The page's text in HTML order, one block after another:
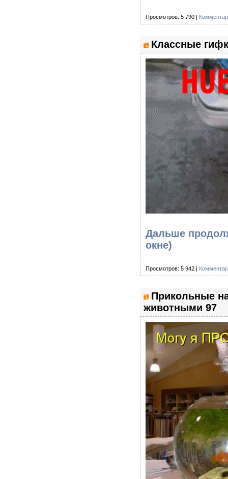
Просмотров: 5 790 |
Классные
Дальше
окне)
Просмотров: 5 942 |
Прикольные
животными 97